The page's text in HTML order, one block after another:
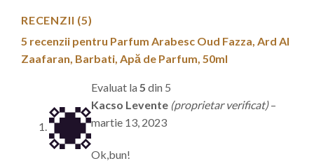
RECENZII (5)
5 recenzii pentru Parfum Arabesc Oud Fazza, Ard Al
Zaafaran, Barbati, Apă de Parfum, 50ml
Evaluat la 5 din 5
Kacso Levente (proprietar verificat) –
martie 13, 2023
Ok,bun!